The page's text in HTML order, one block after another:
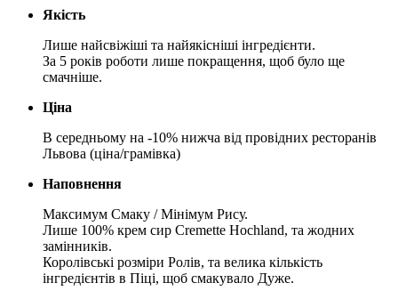
Якість
Лише найсвіжіші та найякісніші інгредієнти.
За 5 років роботи лише покращення, щоб було ще
смачніше.
Ціна
В середньому на -10% нижча від провідних ресторанів
Львова (ціна/грамівка)
Наповнення
Максимум Смаку / Мінімум Рису.
Лише 100% крем сир Cremette Hochland, та жодних
замінників.
Королівські розміри Ролів, та велика кількість
інгредієнтів в Піці, щоб смакувало Дуже.